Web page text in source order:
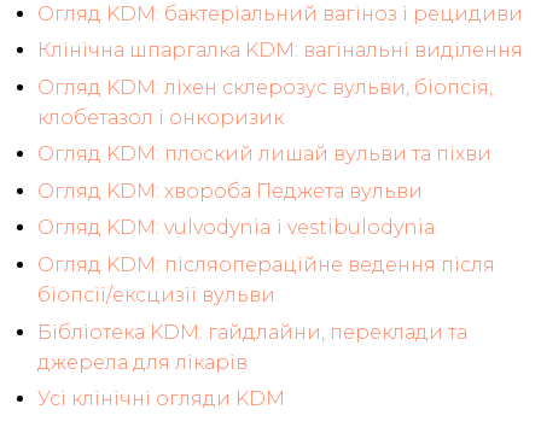
Огляд KDM: бактеріальний вагіноз і рецидиви
Клінічна шпаргалка KDM: вагінальні виділення
Огляд KDM: ліхен склерозус вульви, біопсія,
клобетазол і онкоризик
Огляд KDM: плоский лишай вульви та піхви
Огляд KDM: хвороба Педжета вульви
Огляд KDM: vulvodynia і vestibulodynia
Огляд KDM: післяопераційне ведення після
біопсії/ексцизії вульви
Бібліотека KDM: гайдлайни, переклади та
джерела для лікарів
Усі клінічні огляди KDM